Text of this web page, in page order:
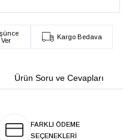
Kargo Bedava
Ürün Soru ve Cevapları
FARKLI ÖDEME
SEÇENEKLERİ